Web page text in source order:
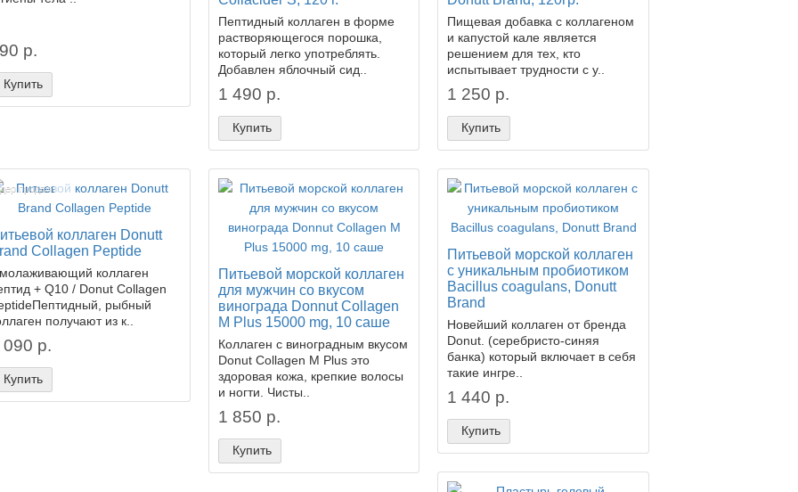
р.
Купить
Пептидный коллаген в форме
растворяющегося порошка,
который легко употреблять.
Добавлен яблочный сид..
1 490 р.
Купить
Пищевая добавка с коллагеном
и капустой кале является
решением для тех, кто
испытывает трудности с у..
1 250 р.
Купить
продаж!
коллаген Donutt
Collagen Peptide
коллаген
+ Q10 / Donut Collagen
рыбный
получают из к..
р.
Купить
Питьевой морской коллаген
для мужчин со вкусом
винограда Donnut Collagen
M Plus 15000 mg, 10 саше
Коллаген с виноградным вкусом
Donut Collagen M Plus это
здоровая кожа, крепкие волосы
и ногти. Чисты..
1 850 р.
Купить
Питьевой морской коллаген
с уникальным пробиотиком
Bacillus coagulans, Donutt
Brand
Новейший коллаген от бренда
Donut. (серебристо-синяя
банка) который включает в себя
такие ингре..
1 440 р.
Купить